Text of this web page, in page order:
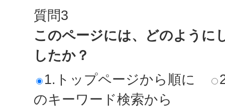
質問3
このページには、どのように
したか？
1.トップページから順に
のキーワード検索から